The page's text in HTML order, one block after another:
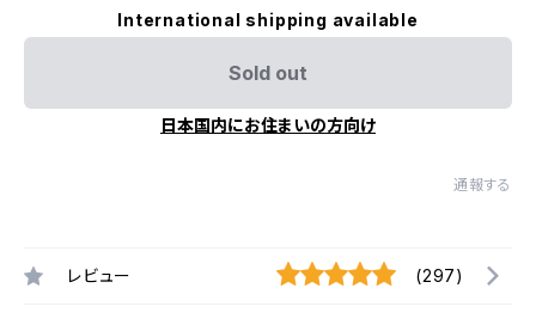
International shipping available
Sold out
日本国内にお住まいの方向け
通報する
レビュー (297)